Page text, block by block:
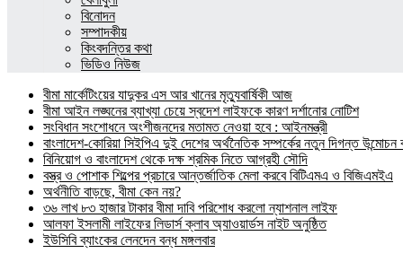
বিনোদন
সম্পাদকীয়
কিংবদন্তির কথা
ভিডিও নিউজ
বীমা মার্কেটিংয়ের যাদুকর এস আর খানের মৃত্যুবার্ষিকী আজ
বীমা আইন লঙ্ঘনের ব্যাখ্যা চেয়ে স্বদেশ লাইফকে কারণ দর্শানোর নোটিশ
সংবিধান সংশোধনে অংশীজনদের মতামত নেওয়া হবে : আইনমন্ত্রী
বাংলাদেশ-কোরিয়া সিইপিএ দুই দেশের অর্থনৈতিক সম্পর্কের নতুন দিগন্ত উন্মোচন
বিনিয়োগ ও বাংলাদেশ থেকে দক্ষ শ্রমিক নিতে আগ্রহী সৌদি
বস্ত্র ও পোশাক শিল্পের প্রচারে আন্তর্জাতিক মেলা করবে বিটিএমএ ও বিজিএমইএ
অর্থনীতি বাড়ছে, বীমা কেন নয়?
৩৬ লাখ ৮৩ হাজার টাকার বীমা দাবি পরিশোধ করলো ন্যাশনাল লাইফ
আলফা ইসলামী লাইফের লিডার্স ক্লাব অ্যাওয়ার্ডস নাইট অনুষ্ঠিত
ইউসিবি ব্যাংকের লেনদেন বন্ধ মঙ্গলবার